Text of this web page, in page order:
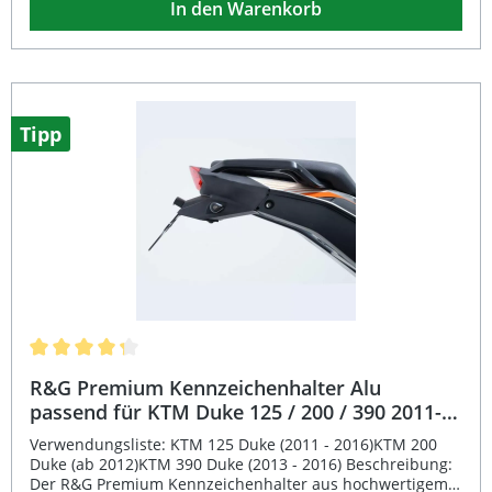
besonders stabil und leicht zugleich. Das moderne Design
mit schwarzer Pulverbeschichtung verleiht Ihrem
Motorrad eine aufgeräumte und sportliche Heckoptik.
die Neigung individuell anpassen können. Einfache
Zerschneiden der Verkleidungsteile erforderlich Leicht,
dennoch extrem stabil durch intelligente Kantweise
Hochwertige Materialien: Edelstahl und Aluminium
Eintragungsfrei und sportliches Design Lieferumfang:
Kennzeichenhalter komplett Rücklicht mit LED-
Kennzeichenleuchte (E-geprüft) Reflektor mit Halter
Befestigung für Original- oder Zubehörblinker
Montagematerial (Schrauben, Muttern, U-Scheiben etc.)
In den Warenkorb
Tipp
R&G Premium Kennzeichenhalter Alu
passend für KTM Duke 125 / 200 / 390 2011-
2016
Verwendungsliste: KTM 125 Duke (2011 - 2016)KTM 200
Duke (ab 2012)KTM 390 Duke (2013 - 2016) Beschreibung:
Der R&G Premium Kennzeichenhalter aus hochwertigem